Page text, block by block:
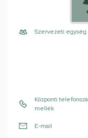
Szervezeti egység
Központi
mellék
E-mail